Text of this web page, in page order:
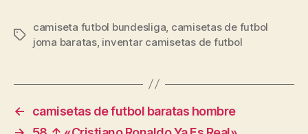
Etiquetas
camiseta futbol bundesliga camisetas de futbol
joma baratas, inventar camisetas de futbol
←
camisetas de futbol baratas hombre